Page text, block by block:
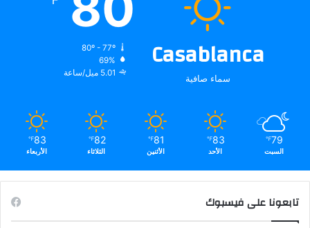
Casablanca
سماء صافية
80º - 77º
69%
5.01 ميل/ساعة
79
℉
السبت
83
℉
الأحد
81
℉
الأثنين
82
℉
الثلاثاء
83
℉
الأربعاء
تابعونا على فيسبوك